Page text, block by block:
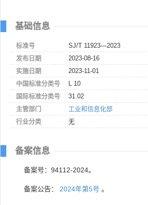
基础信息
标准号
SJ/T 11923—2023
发布日期
2023-08-16
实施日期
2023-11-01
中国标准分类号
L 10
国际标准分类号
31.02
主管部门
工业和信息化部
行业分类
无
备案信息
备案号：94112-2024。
备案公告： 2024年第5号 。